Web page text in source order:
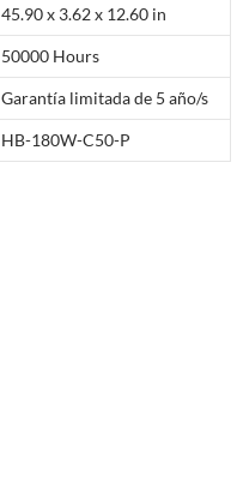
45.90 x 3.62 x 12.60 in
50000 Hours
Garantía limitada de 5 año/s
HB-180W-C50-P